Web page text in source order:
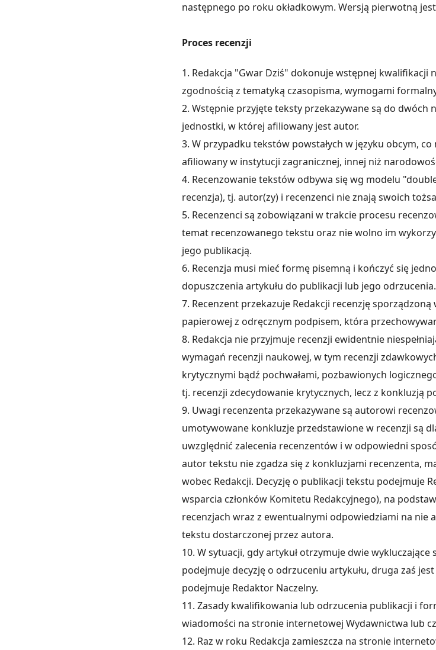
następnego po roku okładkowym. Wersją pierwotną
Proces recenzji
1. Redakcja "Gwar Dziś" dokonuje wstępnej kwalifikacji
zgodnością z tematyką czasopisma, wymogami
2. Wstępnie przyjęte teksty przekazywane są do dwóch
jednostki, w której afiliowany jest autor.
3. W przypadku tekstów powstałych w języku obcym,
afiliowany w instytucji zagranicznej, innej niż
4. Recenzowanie tekstów odbywa się wg modelu
recenzja), tj. autor(zy) i recenzenci nie znają swoich
5. Recenzenci są zobowiązani w trakcie procesu
temat recenzowanego tekstu oraz nie wolno im
jego publikacją.
6. Recenzja musi mieć formę pisemną i kończyć się
dopuszczenia artykułu do publikacji lub jego odrzucenia.
7. Recenzent przekazuje Redakcji recenzję
papierowej z odręcznym podpisem, która
8. Redakcja nie przyjmuje recenzji ewidentnie
wymagań recenzji naukowej, w tym recenzji
krytycznymi bądź pochwałami, pozbawionych
tj. recenzji zdecydowanie krytycznych, lecz z konkluzją
9. Uwagi recenzenta przekazywane są autorowi
umotywowane konkluzje przedstawione w recenzji są
uwzględnić zalecenia recenzentów i w odpowiedni
autor tekstu nie zgadza się z konkluzjami recenzenta,
wobec Redakcji. Decyzję o publikacji tekstu podejmuje
wsparcia członków Komitetu Redakcyjnego), na
recenzjach wraz z ewentualnymi odpowiedziami na nie
tekstu dostarczonej przez autora.
10. W sytuacji, gdy artykuł otrzymuje dwie
podejmuje decyzję o odrzuceniu artykułu, druga zaś
podejmuje Redaktor Naczelny.
11. Zasady kwalifikowania lub odrzucenia publikacji i
wiadomości na stronie internetowej Wydawnictwa lub
12. Raz w roku Redakcja zamieszcza na stronie